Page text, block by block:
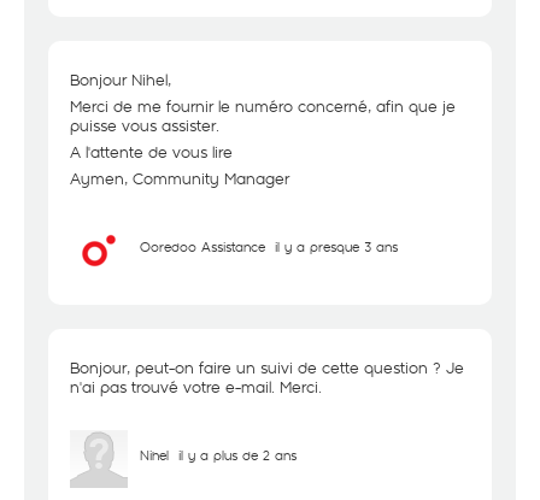
Bonjour Nihel,
Merci de me fournir le numéro concerné, afin que je
puisse vous assister.
A l'attente de vous lire
Aymen, Community Manager
Ooredoo Assistance il y a presque 3 ans
Bonjour, peut-on faire un suivi de cette question ? Je
n'ai pas trouvé votre e-mail. Merci.
Nihel il y a plus de 2 ans